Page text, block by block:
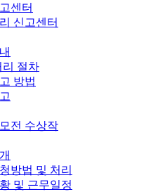
센터
신고센터
리 절차
방법
전 수상작
방법 및 처리
및 근무일정